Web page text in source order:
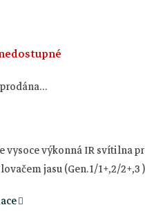
vysoce výkonná IR svítilna
jasu (Gen.1/1+,2/2+,3